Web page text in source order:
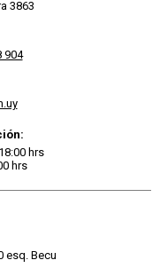
3863
904
hrs
hrs
esq. Becu